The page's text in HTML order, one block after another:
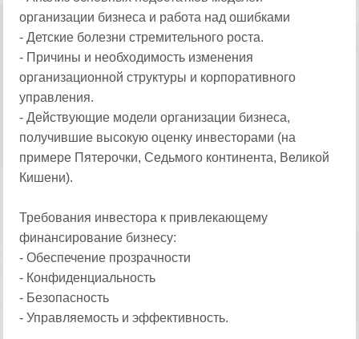
организации бизнеса и работа над ошибками
- Детские болезни стремительного роста.
- Причины и необходимость изменения
организационной структуры и корпоративного
управления.
- Действующие модели организации бизнеса,
получившие высокую оценку инвесторами (на
примере Пятерочки, Седьмого континента, Великой
Кишени).
Требования инвестора к привлекающему
финансирование бизнесу:
- Обеспечение прозрачности
- Конфиденциальность
- Безопасность
- Управляемость и эффективность.